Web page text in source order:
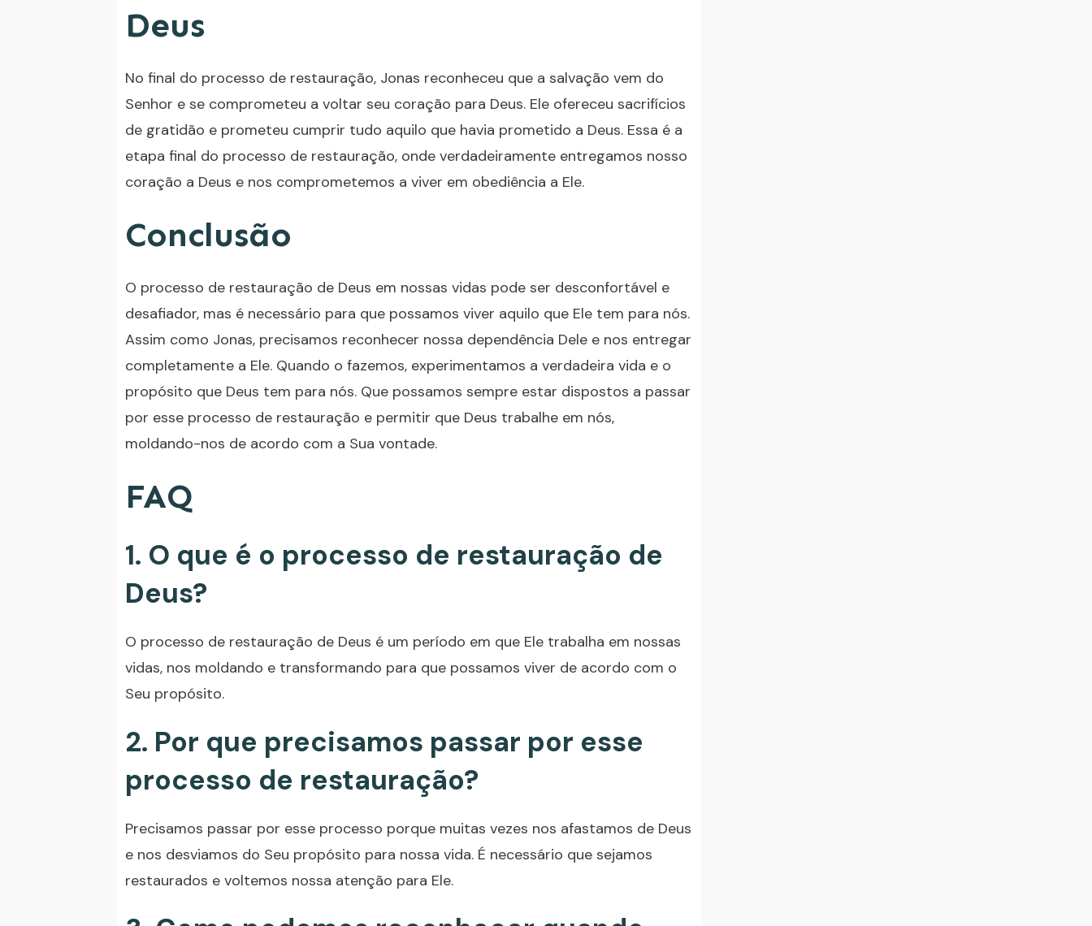
Deus
No final do processo de restauração, Jonas reconheceu que a salvação vem do
Senhor e se comprometeu a voltar seu coração para Deus. Ele ofereceu sacrifícios
de gratidão e prometeu cumprir tudo aquilo que havia prometido a Deus. Essa é a
etapa final do processo de restauração, onde verdadeiramente entregamos nosso
coração a Deus e nos comprometemos a viver em obediência a Ele.
Conclusão
O processo de restauração de Deus em nossas vidas pode ser desconfortável e
desafiador, mas é necessário para que possamos viver aquilo que Ele tem para nós.
Assim como Jonas, precisamos reconhecer nossa dependência Dele e nos entregar
completamente a Ele. Quando o fazemos, experimentamos a verdadeira vida e o
propósito que Deus tem para nós. Que possamos sempre estar dispostos a passar
por esse processo de restauração e permitir que Deus trabalhe em nós,
moldando-nos de acordo com a Sua vontade.
FAQ
1. O que é o processo de restauração de
Deus?
O processo de restauração de Deus é um período em que Ele trabalha em nossas
vidas, nos moldando e transformando para que possamos viver de acordo com o
Seu propósito.
2. Por que precisamos passar por esse
processo de restauração?
Precisamos passar por esse processo porque muitas vezes nos afastamos de Deus
e nos desviamos do Seu propósito para nossa vida. É necessário que sejamos
restaurados e voltemos nossa atenção para Ele.